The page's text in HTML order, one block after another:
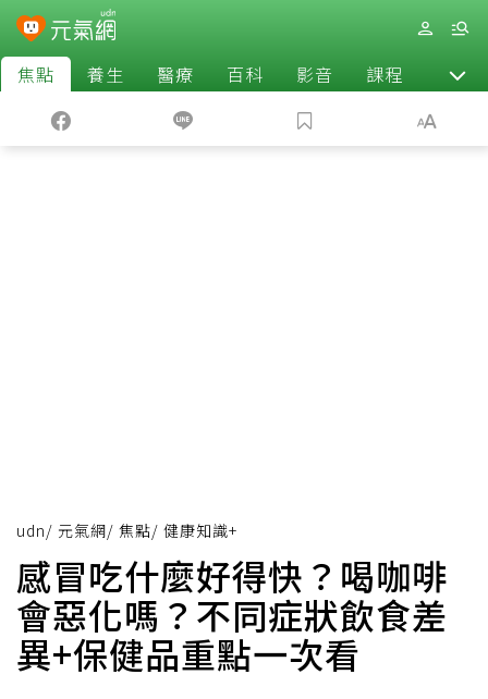
焦點 養生 醫療 百科 影音 課程 退休
udn/ 元氣網/ 焦點/ 健康知識+
感冒吃什麼好得快？喝咖啡
會惡化嗎？不同症狀飲食差
異+保健品重點一次看